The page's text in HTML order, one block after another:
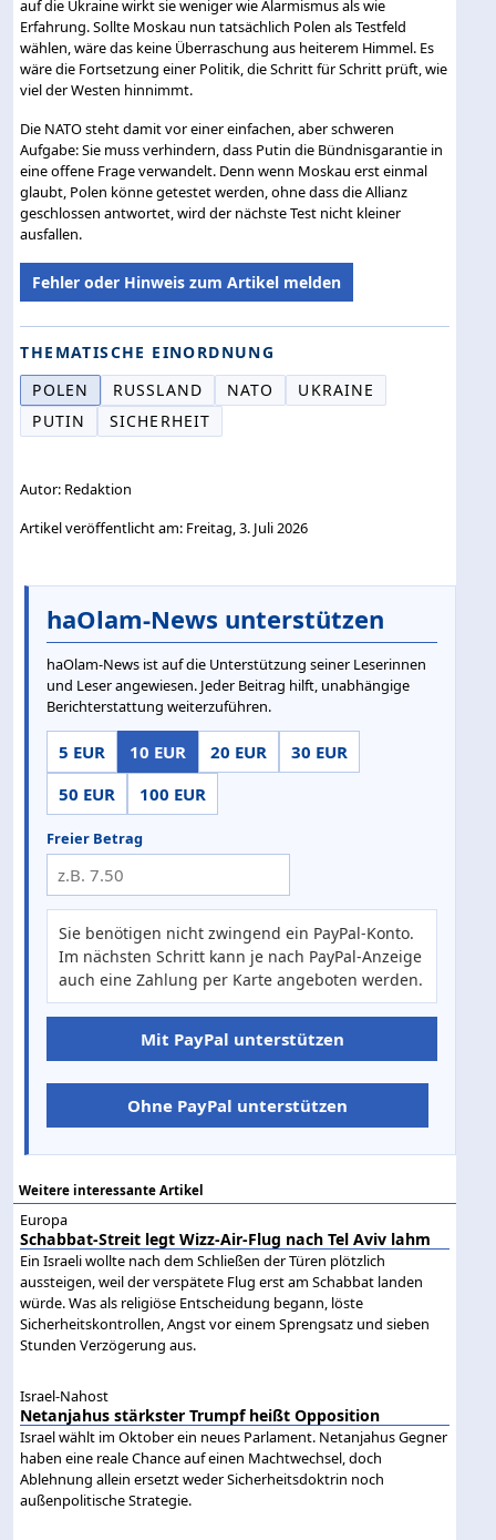
auf die Ukraine wirkt sie weniger wie Alarmismus als wie
Erfahrung. Sollte Moskau nun tatsächlich Polen als Testfeld
wählen, wäre das keine Überraschung aus heiterem Himmel. Es
wäre die Fortsetzung einer Politik, die Schritt für Schritt prüft, wie
viel der Westen hinnimmt.
Die NATO steht damit vor einer einfachen, aber schweren
Aufgabe: Sie muss verhindern, dass Putin die Bündnisgarantie in
eine offene Frage verwandelt. Denn wenn Moskau erst einmal
glaubt, Polen könne getestet werden, ohne dass die Allianz
geschlossen antwortet, wird der nächste Test nicht kleiner
ausfallen.
Fehler oder Hinweis zum Artikel melden
THEMATISCHE EINORDNUNG
POLEN
RUSSLAND NATO
UKRAINE
PUTIN
SICHERHEIT
Autor: Redaktion
Artikel veröffentlicht am: Freitag, 3. Juli 2026
haOlam-News unterstützen
haOlam-News ist auf die Unterstützung seiner Leserinnen
und Leser angewiesen. Jeder Beitrag hilft, unabhängige
Berichterstattung weiterzuführen.
5 EUR 10 EUR 20 EUR
30 EUR
50 EUR
100 EUR
Freier Betrag
Sie benötigen nicht zwingend ein PayPal-Konto.
Im nächsten Schritt kann je nach PayPal-Anzeige
auch eine Zahlung per Karte angeboten werden.
Mit PayPal unterstützen
Ohne PayPal unterstützen
Weitere interessante Artikel
Europa
Schabbat-Streit legt Wizz-Air-Flug nach Tel Aviv lahm
Ein Israeli wollte nach dem Schließen der Türen plötzlich
aussteigen, weil der verspätete Flug erst am Schabbat landen
würde. Was als religiöse Entscheidung begann, löste
Sicherheitskontrollen, Angst vor einem Sprengsatz und sieben
Stunden Verzögerung aus.
Israel-Nahost
Netanjahus stärkster Trumpf heißt Opposition
Israel wählt im Oktober ein neues Parlament. Netanjahus Gegner
haben eine reale Chance auf einen Machtwechsel, doch
Ablehnung allein ersetzt weder Sicherheitsdoktrin noch
außenpolitische Strategie.